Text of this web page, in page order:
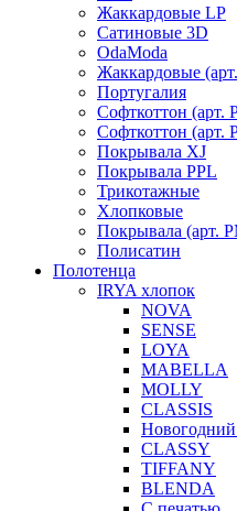
Жаккардовые LP
Сатиновые 3D
OdaModa
Жаккардовые
Португалия
Софткоттон (арт.
Софткоттон (арт.
Покрывала XJ
Покрывала PPL
Трикотажные
Хлопковые
Покрывала (арт.
Полисатин
Полотенца
IRYA хлопок
NOVA
SENSE
LOYA
MABELLA
MOLLY
CLASSIS
CLASSY
TIFFANY
BLENDA